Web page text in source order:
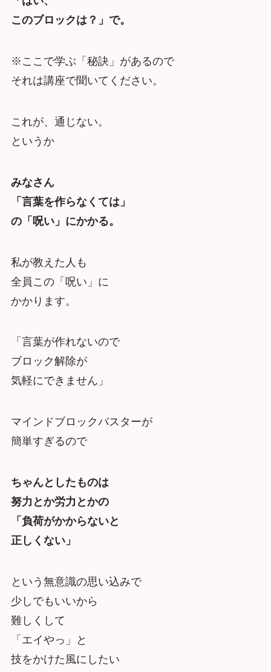
このブロックは？」で。
※ここで学ぶ「秘訣」があるので
それは講座で聞いてください。
これが、通じない。
というか
みなさん
「言葉を作らなくては」
の「呪い」にかかる。
私が教えた人も
全員この「呪い」に
かかります。
「言葉が作れないので
ブロック解除が
気軽にできません」
マインドブロックバスターが
簡単すぎるので
ちゃんとしたものは
努力とか労力とかの
「負荷がかからないと
正しくない」
という無意識の思い込みで
少しでもいいから
難しくして
「エイやっ」と
技をかけた風にしたい